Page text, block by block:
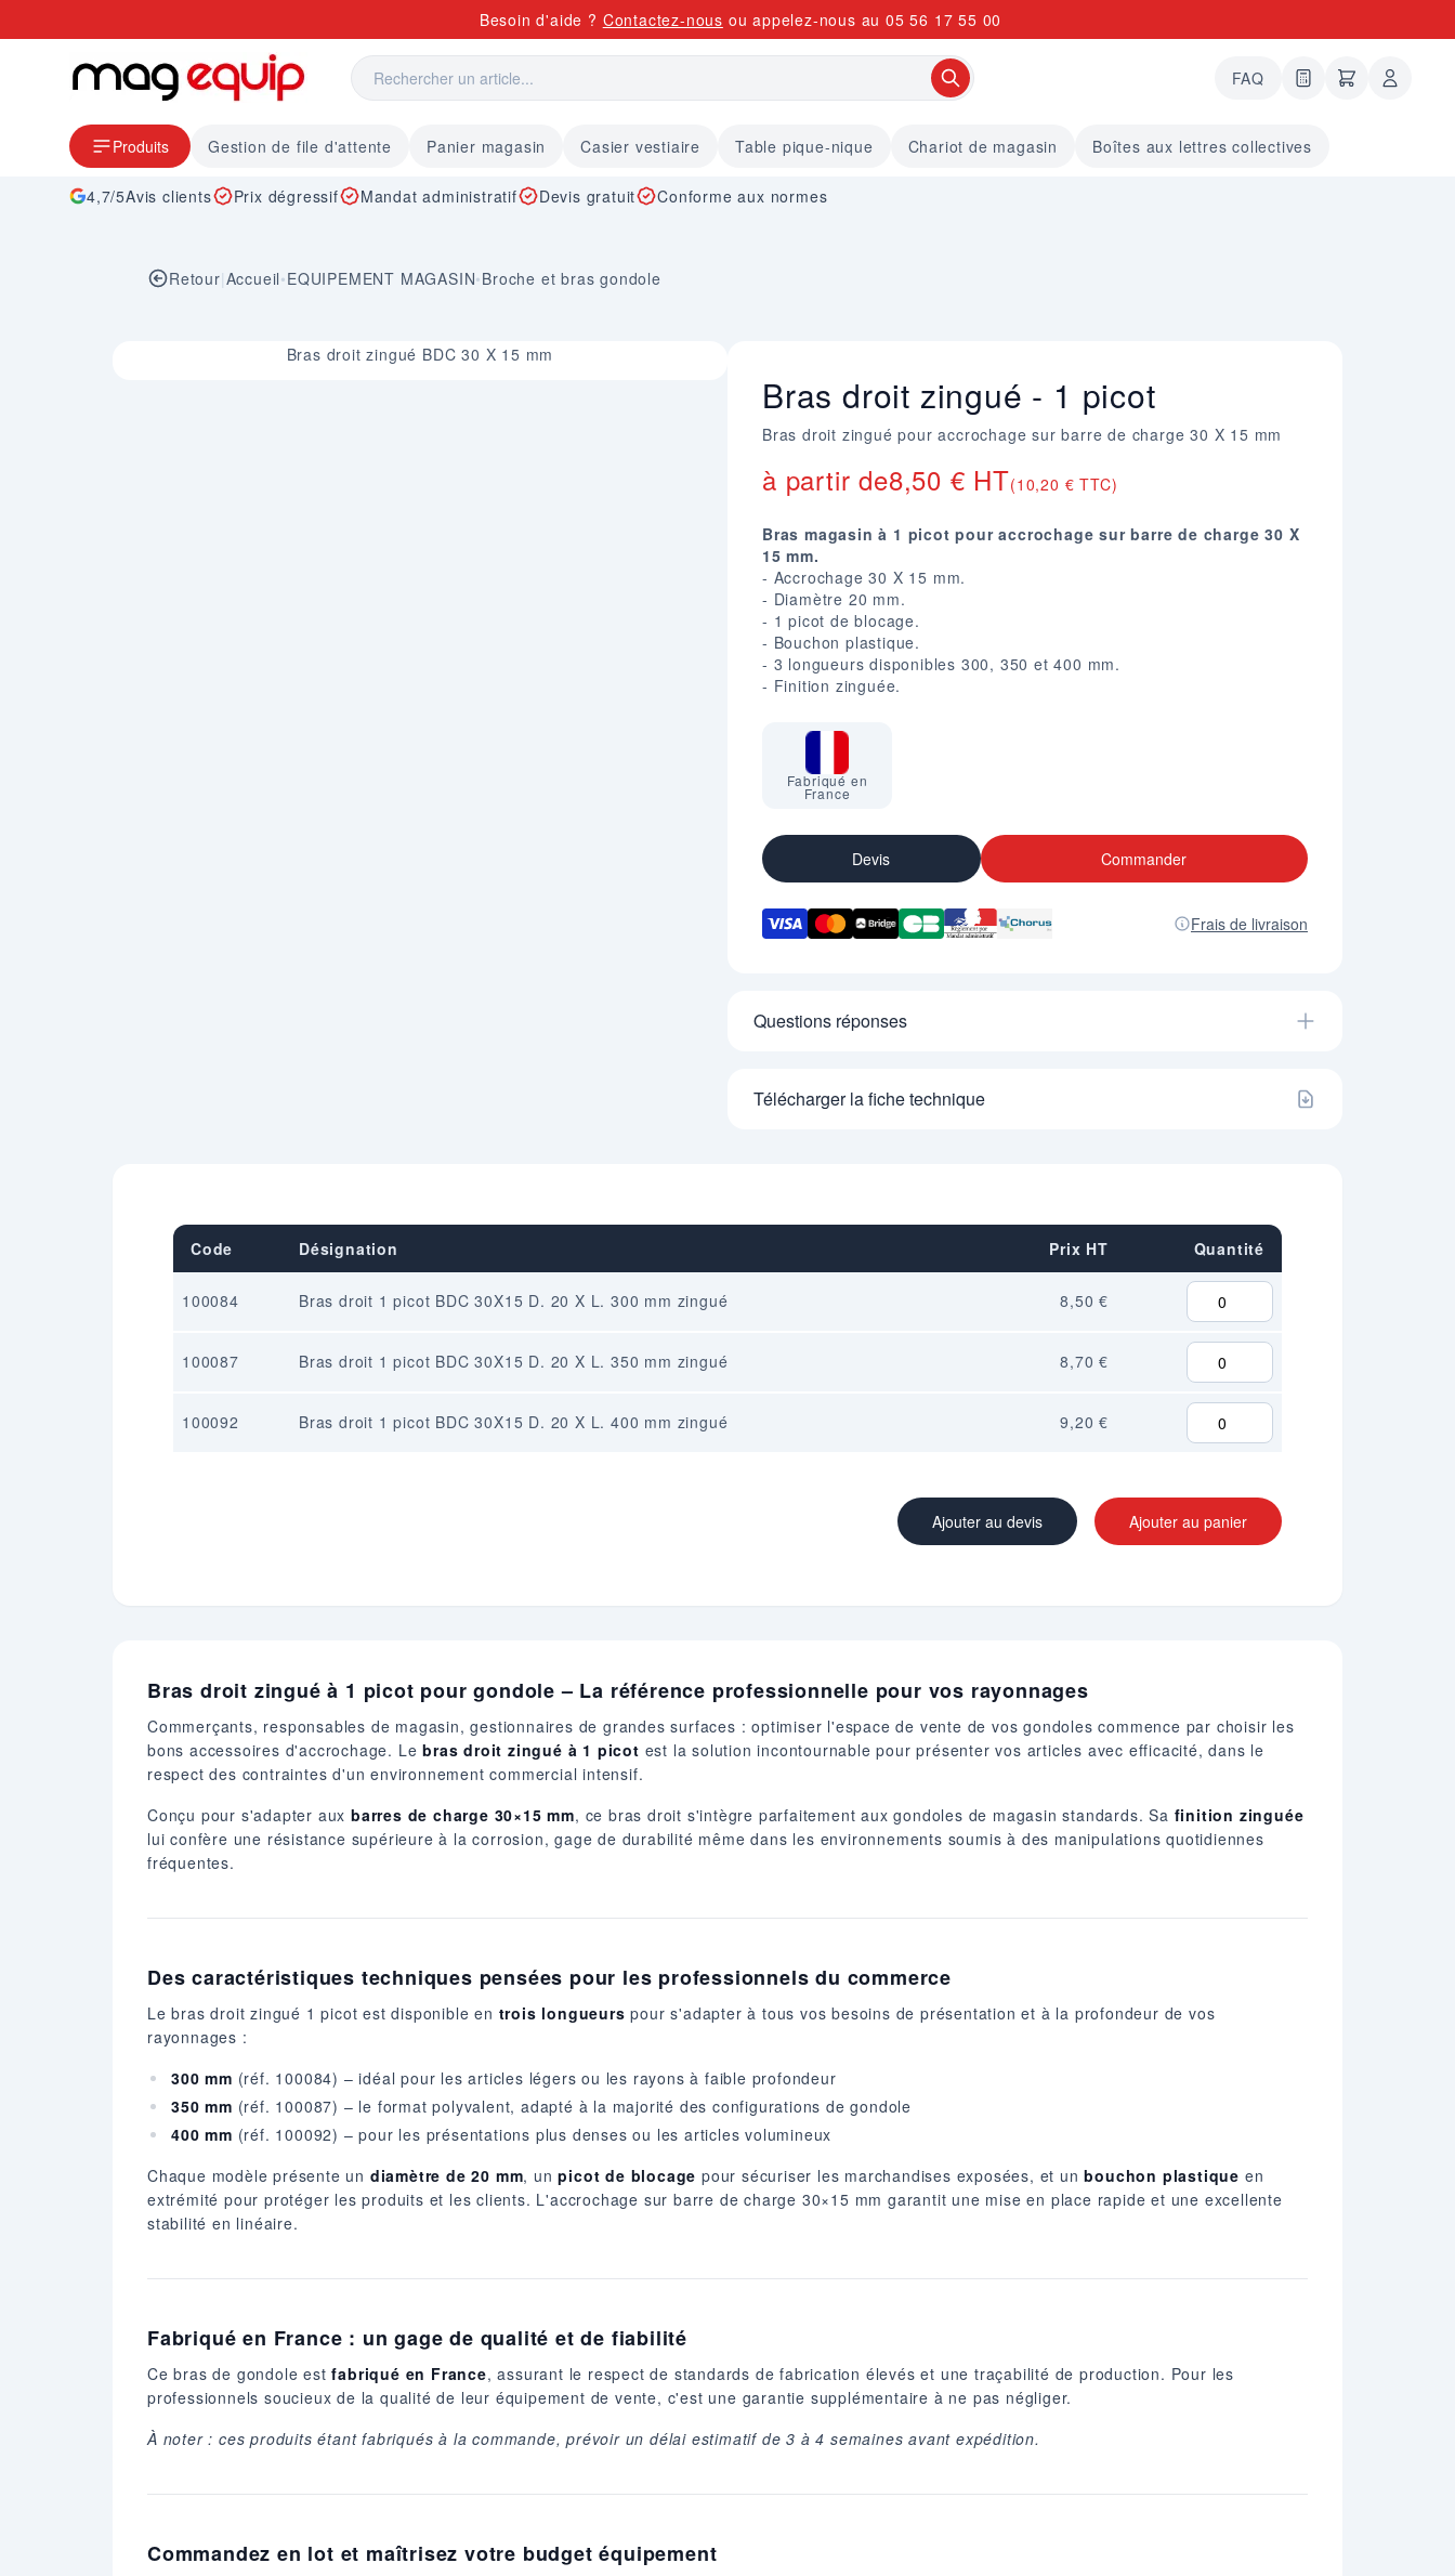
Besoin d'aide ? Contactez-nous ou appelez-nous au 05 56 17 55 00
FAQ 0 articles dans le
undefined
Produits Gestion de file d'attente Panier magasin Casier vestiaire Table pique-nique Chariot de magasin Boîtes aux lettres collectives
4,7/5Avis clients Prix dégressif Mandat administratif Devis gratuit Conforme aux normes
Retour|Accueil•EQUIPEMENT MAGASIN•Broche et bras gondole
Bras droit zingué BDC 30 X 15 mm
Bras droit zingué - 1 picot
Bras droit zingué pour accrochage sur barre de charge 30 X 15 mm
à partir de8,50 € HT(10,20 € TTC)
Bras magasin à 1 picot pour accrochage sur barre de charge 30 X
15 mm.
- Accrochage 30 X 15 mm.
- Diamètre 20 mm.
- 1 picot de blocage.
- Bouchon plastique.
- 3 longueurs disponibles 300, 350 et 400 mm.
- Finition zinguée.
Fabriqué en
France
Devis Commander
Frais de livraison
Questions réponses
Télécharger la fiche technique
Code Désignation Prix HT Quantité
100084 Bras droit 1 picot BDC 30X15 D. 20 X L. 300 mm zingué 8,50 €
100087 Bras droit 1 picot BDC 30X15 D. 20 X L. 350 mm zingué 8,70 €
100092 Bras droit 1 picot BDC 30X15 D. 20 X L. 400 mm zingué 9,20 €
Ajouter au devis Ajouter au panier
Bras droit zingué à 1 picot pour gondole – La référence professionnelle pour vos rayonnages
Commerçants, responsables de magasin, gestionnaires de grandes surfaces : optimiser l'espace de vente de vos gondoles commence par choisir les
bons accessoires d'accrochage. Lebras droit zingué à 1 picot est la solution incontournable pour présenter vos articles avec efficacité, dans le
respect des contraintes d'un environnement commercial intensif.
Conçu pour s'adapter aux barres de charge 30×15 mm, ce bras droit s'intègre parfaitement aux gondoles de magasin standards. Sa finition zinguée
lui confère une résistance supérieure à la corrosion, gage de durabilité même dans les environnements soumis à des manipulations quotidiennes
fréquentes.
Des caractéristiques techniques pensées pour les professionnels du commerce
Le bras droit zingué 1 picot est disponible en trois longueurs pour s'adapter à tous vos besoins de présentation et à la profondeur de vos
rayonnages :
300 mm (réf. 100084) – idéal pour les articles légers ou les rayons à faible profondeur
350 mm (réf. 100087) – le format polyvalent, adapté à la majorité des configurations de gondole
400 mm (réf. 100092) – pour les présentations plus denses ou les articles volumineux
Chaque modèle présente un diamètre de 20 mm, unpicot de blocage pour sécuriser les marchandises exposées, et unbouchon plastique en
extrémité pour protéger les produits et les clients. L'accrochage sur barre de charge 30×15 mm garantit une mise en place rapide et une excellente
stabilité en linéaire.
Fabriqué en France : un gage de qualité et de fiabilité
Ce bras de gondole estfabriqué en France, assurant le respect de standards de fabrication élevés et une traçabilité de production. Pour les
professionnels soucieux de la qualité de leur équipement de vente, c'est une garantie supplémentaire à ne pas négliger.
À noter : ces produits étant fabriqués à la commande, prévoir un délai estimatif de 3 à 4 semaines avant expédition.
Commandez en lot et maîtrisez votre budget équipement